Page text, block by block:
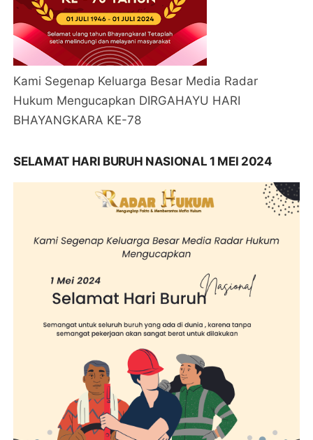
Kami Segenap Keluarga Besar Media Radar
Hukum Mengucapkan DIRGAHAYU HARI
BHAYANGKARA KE-78
SELAMAT HARI BURUH NASIONAL 1 MEI 2024